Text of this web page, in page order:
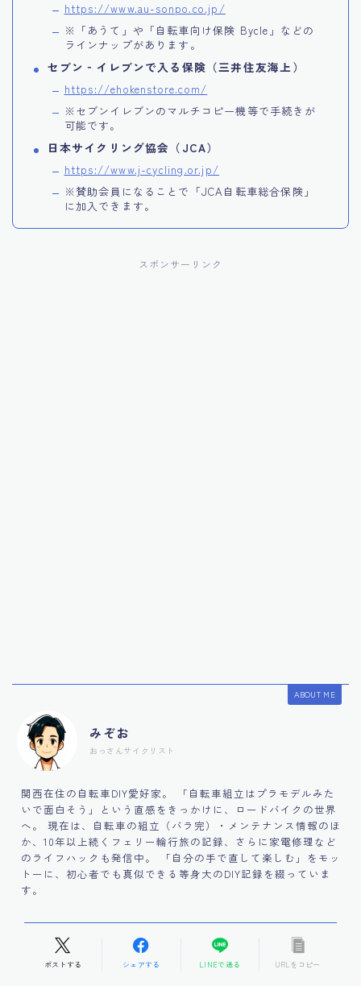
https://www.au-sonpo.co.jp/
※「あうて」や「自転車向け保険 Bycle」などの
ラインナップがあります。
セブン‐イレブンで入る保険（三井住友海上）
https://ehokenstore.com/
※セブンイレブンのマルチコピー機等で手続きが
可能です。
日本サイクリング協会（JCA）
https://www.j-cycling.or.jp/
※賛助会員になることで「JCA自転車総合保険」
に加入できます。
スポンサーリンク
ABOUT ME
みぞお
おっさんサイクリスト
関西在住の自転車DIY愛好家。 「自転車組立はプラモデルみた
いで面白そう」という直感をきっかけに、ロードバイクの世界
へ。 現在は、自転車の組立（バラ完）・メンテナンス情報のほ
か、10年以上続くフェリー輪行旅の記録、さらに家電修理など
のライフハックも発信中。 「自分の手で直して楽しむ」をモッ
トーに、初心者でも真似できる等身大のDIY記録を綴っていま
す。
ポストする シェアする LINEで送る URLをコピー